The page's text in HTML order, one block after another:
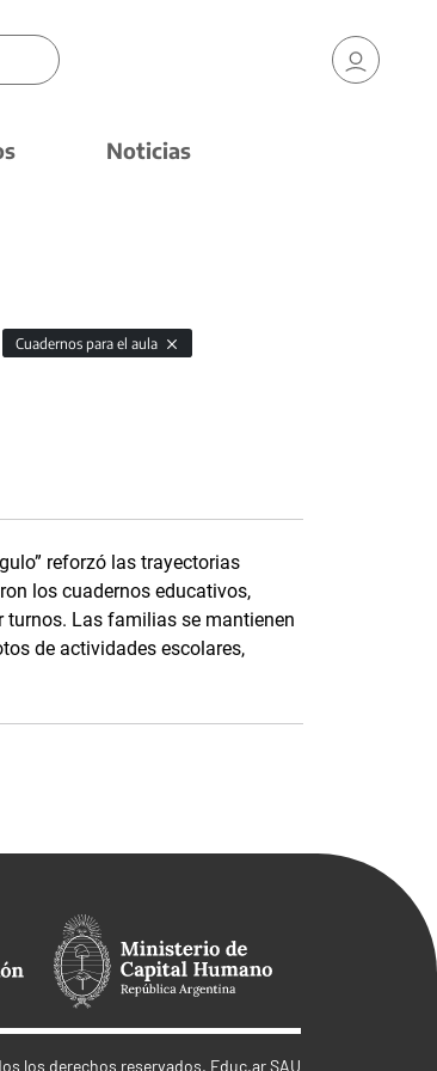
Noticias
Cuadernos para el aula
reforzó las trayectorias
los cuadernos educativos,
Las familias se mantienen
de actividades escolares,
los derechos reservados. Educ.ar SAU